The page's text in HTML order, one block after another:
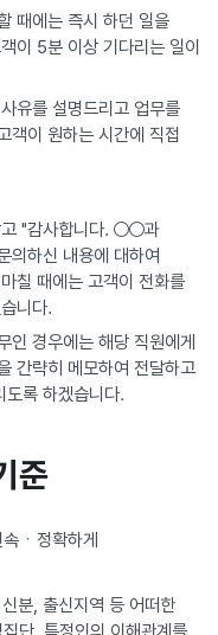
때에는 즉시 하던 일을
이 5분 이상 기다리는 일이
유를 설명드리고 업무를
객이 원하는 시간에 직접
고 "감사합니다. ○○과
하신 내용에 대하여
칠 때에는 고객이 전화를
니다.
인 경우에는 해당 직원에게
간략히 메모하여 전달하고
록 하겠습니다.
준
ㆍ정확하게
분, 출신지역 등 어떠한
단, 특정인의 이해관계를